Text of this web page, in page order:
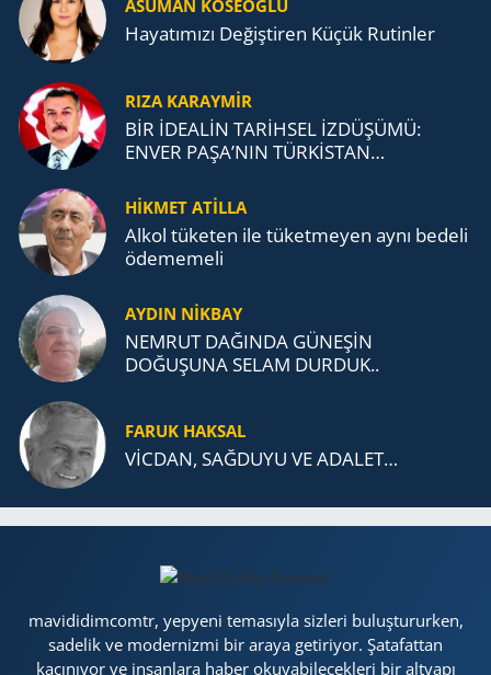
ASUMAN KÖSEOĞLU
Ha­ya­tı­mı­zı De­ğiş­ti­ren Küçük Ru­tin­ler
RIZA KARAYMIR
BİR İDEALİN TARİHSEL İZDÜŞÜMÜ:
ENVER PAŞA’NIN TÜRKİSTAN
TEŞKİLATI’NA UZANAN MİRASI
HİKMET ATİLLA
Alkol tü­ke­ten ile tü­ket­me­yen aynı be­de­li
öde­me­me­li
AYDIN NİKBAY
NEMRUT DAĞINDA GÜNEŞİN
DOĞUŞUNA SELAM DURDUK..
FARUK HAKSAL
VİCDAN, SAĞ­DU­YU VE ADA­LET…
mavididimcomtr, yepyeni temasıyla sizleri buluştururken,
sadelik ve modernizmi bir araya getiriyor. Şatafattan
kaçınıyor ve insanlara haber okuyabilecekleri bir altyapı